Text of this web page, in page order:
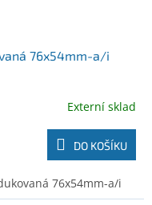
76x54mm-a/i
Externí sklad
DO KOŠÍKU
76x54mm-a/i